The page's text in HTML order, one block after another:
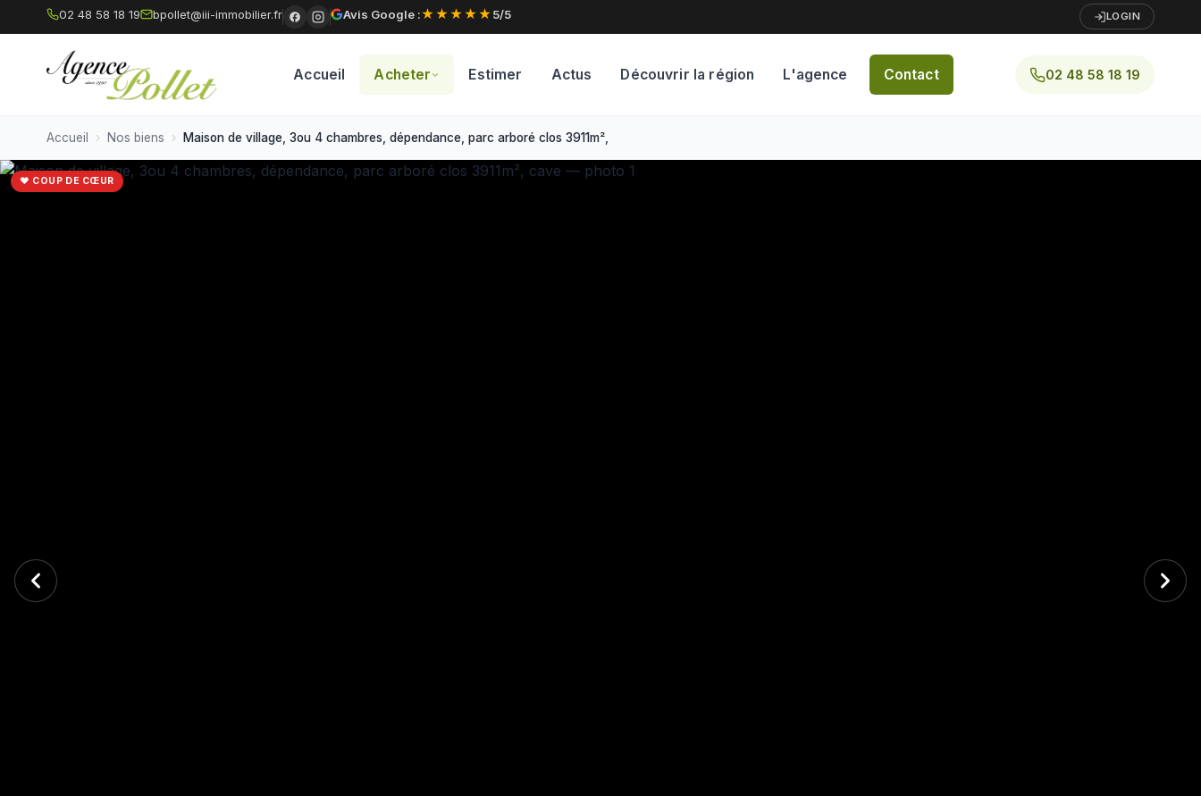
02 48 58 18 19 bpollet@iii-immobilier.fr Avis Google :★★★★★5/5 LOGIN
Accueil Acheter Estimer Actus Découvrir la région L'agence Contact 02 48 58 18 19
Accueil Nos biens Maison de village, 3ou 4 chambres, dépendance, parc arboré clos 3911m², cave · Réf. 2359
❤ COUP DE CŒUR